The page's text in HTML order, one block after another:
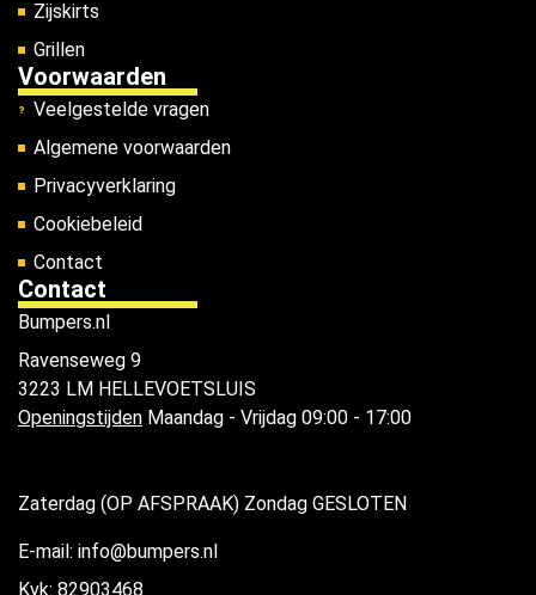
Zijskirts
Grillen
Voorwaarden
Veelgestelde vragen
Algemene voorwaarden
Privacyverklaring
Cookiebeleid
Contact
Contact
Bumpers.nl
Ravenseweg 9
3223 LM HELLEVOETSLUIS
Openingstijden Maandag - Vrijdag 09:00 - 17:00
Zaterdag (OP AFSPRAAK) Zondag GESLOTEN
E-mail: info@bumpers.nl
Kvk: 82903468